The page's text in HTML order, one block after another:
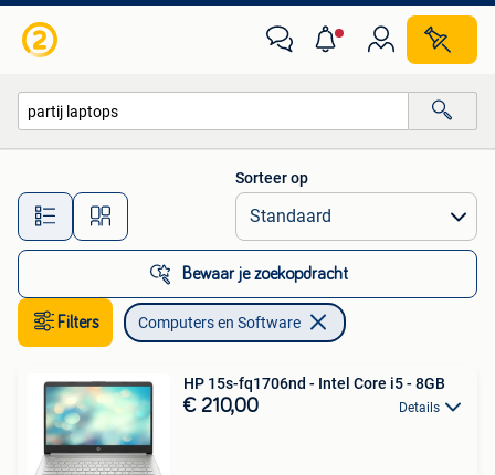
Alle afstanden…
Sorteer op
Bewaar je zoekopdracht
Filters Computers en Software
HP 15s-fq1706nd - Intel Core i5 - 8GB
€ 210,00 Details